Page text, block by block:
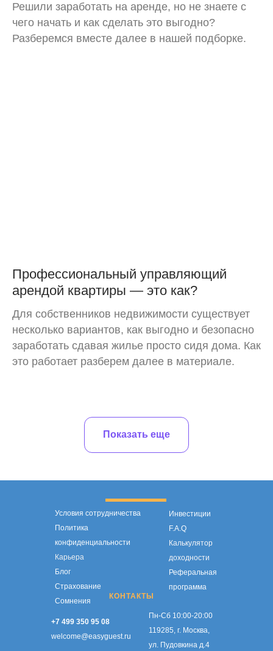
Решили заработать на аренде, но не знаете с
чего начать и как сделать это выгодно?
Разберемся вместе далее в нашей подборке.
Профессиональный управляющий
арендой квартиры — это как?
Для собственников недвижимости существует
несколько вариантов, как выгодно и безопасно
заработать сдавая жилье просто сидя дома. Как
это работает разберем далее в материале.
Показать еще
КОНТАКТЫ
+7 499 350 95 08
welcome@easyguest.ru
Условия сотрудничества
Политика
конфиденциальности
Карьера
Блог
Страхование
Сомнения
Пн-Сб 10:00-20:00
119285, г. Москва,
ул. Пудовкина д.4
Инвестиции
F.A.Q
Калькулятор
доходности
Реферальная
программа